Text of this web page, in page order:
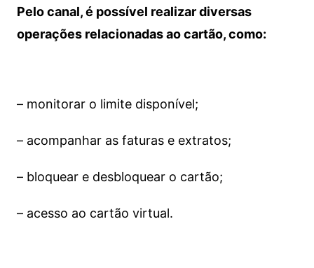
Pelo canal, é possível realizar diversas
operações relacionadas ao cartão, como:
– monitorar o limite disponível;
– acompanhar as faturas e extratos;
– bloquear e desbloquear o cartão;
– acesso ao cartão virtual.